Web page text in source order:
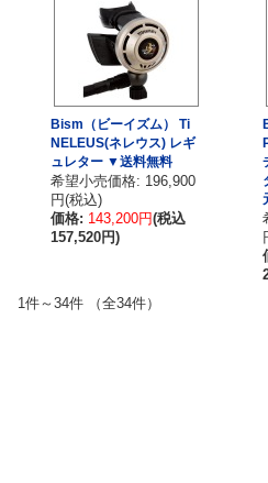
Bism（ビーイズム） Ti
NELEUS(ネレウス) レギ
ュレター ▼送料無料
希望小売価格: 196,900
円(税込)
価格: 143,200円(税込
157,520円)
1件～34件 （全34件）